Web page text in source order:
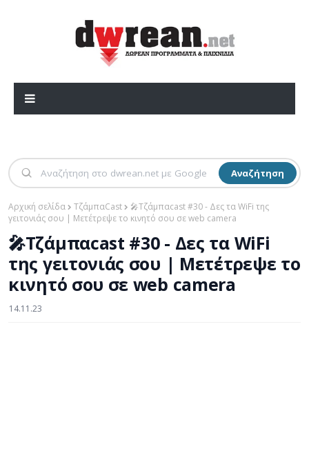
Αναζήτηση
Αρχική σελίδα ΤζάμπαCast
🎤Τζάμπαcast #30 - Δες τα WiFi της
γειτονιάς σου | Μετέτρεψε το κινητό σου σε web camera
🎤Τζάμπαcast #30 - Δες τα WiFi
της γειτονιάς σου | Μετέτρεψε το
κινητό σου σε web camera
14.11.23